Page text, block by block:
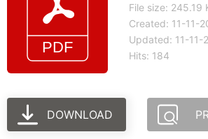
File size: 245.19
Created: 11-11-
Updated: 11-11-
Hits: 184
DOWNLOAD